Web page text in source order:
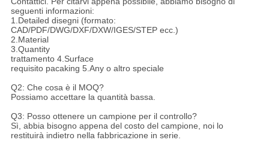
seguenti informazioni:
1.Detailed disegni (formato:
CAD/PDF/DWG/DXF/DXW/IGES/STEP ecc.)
2.Material
3.Quantity
trattamento 4.Surface
requisito pacaking 5.Any o altro speciale
Q2: Che cosa è il MOQ?
Possiamo accettare la quantità bassa.
Q3: Posso ottenere un campione per il controllo?
Sì, abbia bisogno appena del costo del campione, noi lo
restituirà indietro nella fabbricazione in serie.